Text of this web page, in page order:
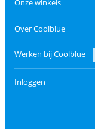
Onze winkels
Over Coolblue
Werken bij Coolblue
Inloggen